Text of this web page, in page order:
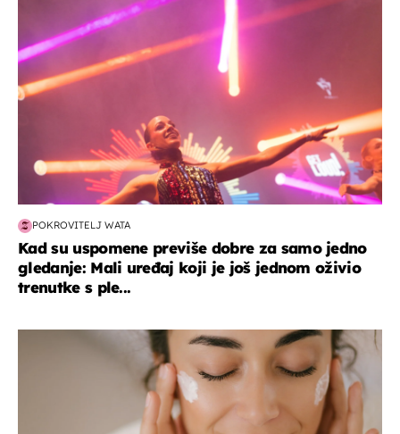
POKROVITELJ WATA
Kad su uspomene previše dobre za samo jedno
gledanje: Mali uređaj koji je još jednom oživio
trenutke s ple...
moda & ljepota